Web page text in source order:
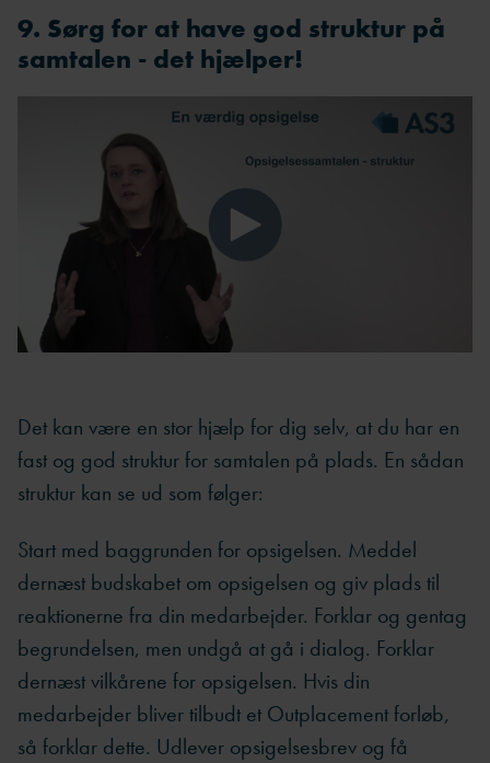
9. Sørg for at have god struktur på
samtalen - det hjælper!
Det kan være en stor hjælp for dig selv, at du har en
fast og god struktur for samtalen på plads. En sådan
struktur kan se ud som følger:
Start med baggrunden for opsigelsen. Meddel
dernæst budskabet om opsigelsen og giv plads til
reaktionerne fra din medarbejder. Forklar og gentag
begrundelsen, men undgå at gå i dialog. Forklar
dernæst vilkårene for opsigelsen. Hvis din
medarbejder bliver tilbudt et Outplacement forløb,
så forklar dette. Udlever opsigelsesbrev og få